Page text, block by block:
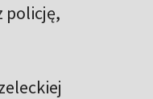
policję,